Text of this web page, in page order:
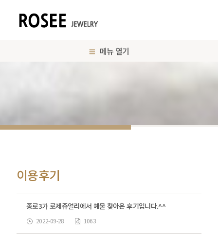
메뉴 열기
이용후기
종로3가 로제쥬얼리에서 예물 찾아온 후기입니다.^^
2022-09-28 1063